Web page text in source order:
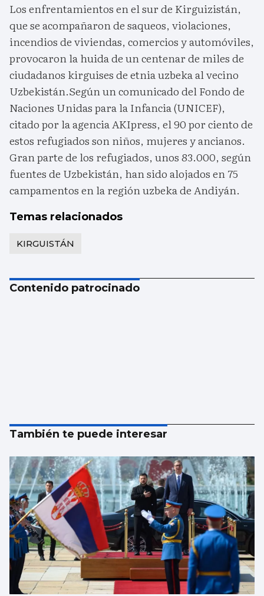
Los enfrentamientos en el sur de Kirguizistán,
que se acompañaron de saqueos, violaciones,
incendios de viviendas, comercios y automóviles,
provocaron la huida de un centenar de miles de
ciudadanos kirguises de etnia uzbeka al vecino
Uzbekistán.Según un comunicado del Fondo de
Naciones Unidas para la Infancia (UNICEF),
citado por la agencia AKIpress, el 90 por ciento de
estos refugiados son niños, mujeres y ancianos.
Gran parte de los refugiados, unos 83.000, según
fuentes de Uzbekistán, han sido alojados en 75
campamentos en la región uzbeka de Andiyán.
Temas relacionados
KIRGUISTÁN
Contenido patrocinado
También te puede interesar